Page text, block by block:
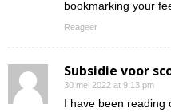
bookmarking your
Reageer
Subsidie voor
30 mei 2022 at 9:13 pm
I have been reading